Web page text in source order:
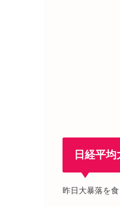
日経平均
昨日大暴落を